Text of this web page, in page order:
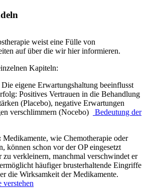
weist eine Fülle von
auf über die wir hier informieren.
Kapiteln:
Die eigene Erwartungshaltung beeinflusst
Positives Vertrauen in die Behandlung
(Placebo), negative Erwartungen
verschlimmern (Nocebo)
Bedeutung der
Medikamente, wie Chemotherapie oder
können schon vor der OP eingesetzt
zu verkleinern, manchmal verschwindet er
häufiger brusterhaltende Eingriffe
die Wirksamkeit der Medikamente.
verstehen